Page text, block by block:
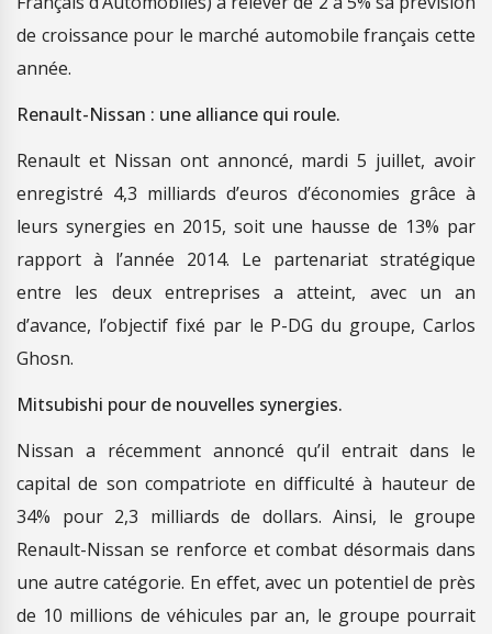
de croissance pour le marché automobile français cette
année.
Renault-Nissan : une alliance qui roule.
Renault et Nissan ont annoncé, mardi 5 juillet, avoir
enregistré 4,3 milliards d’euros d’économies grâce à
leurs synergies en 2015, soit une hausse de 13% par
rapport à l’année 2014. Le partenariat stratégique
entre les deux entreprises a atteint, avec un an
d’avance, l’objectif fixé par le P-DG du groupe, Carlos
Ghosn.
Mitsubishi pour de nouvelles synergies.
Nissan a récemment annoncé qu’il entrait dans le
capital de son compatriote en difficulté à hauteur de
34% pour 2,3 milliards de dollars. Ainsi, le groupe
Renault-Nissan se renforce et combat désormais dans
une autre catégorie. En effet, avec un potentiel de près
de 10 millions de véhicules par an, le groupe pourrait